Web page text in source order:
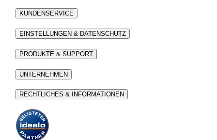
KUNDENSERVICE
EINSTELLUNGEN & DATENSCHUTZ
PRODUKTE & SUPPORT
UNTERNEHMEN
RECHTLICHES & INFORMATIONEN